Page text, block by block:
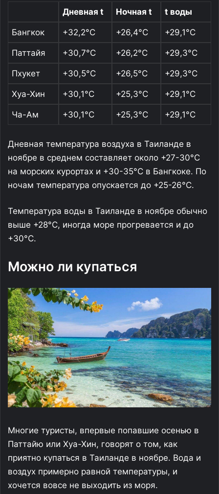
Дневная t Ночная t t воды
Бангкок +32,2°С +26,4°С +29,1°С
Паттайя +30,7°С +26,2°С +29,3°С
Пхукет +30,5°С +26,5°С +29,3°С
Хуа-Хин +30,1°С +25,3°С +29,1°С
Ча-Ам +30,1°С +25,3°С +29,1°С
Дневная температура воздуха в Таиланде в
ноябре в среднем составляет около +27-30°С
на морских курортах и +30-35°С в Бангкоке. По
ночам температура опускается до +25-26°С.
Температура воды в Таиланде в ноябре обычно
выше +28°С, иногда море прогревается и до
+30°C.
Можно ли купаться
Многие туристы, впервые попавшие осенью в
Паттайю или Хуа-Хин, говорят о том, как
приятно купаться в Таиланде в ноябре. Вода и
воздух примерно равной температуры, и
хочется вовсе не выходить из моря.